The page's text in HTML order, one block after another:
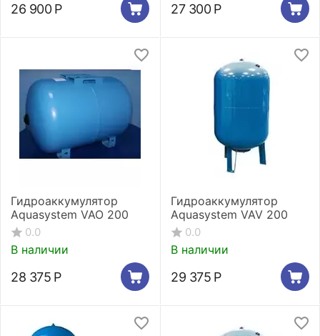
26 900 Р 27 300 Р
Гидроаккумулятор
Aquasystem VAO 200
0.0
В наличии
28 375 Р
Гидроаккумулятор
Aquasystem VAV 200
0.0
В наличии
29 375 Р